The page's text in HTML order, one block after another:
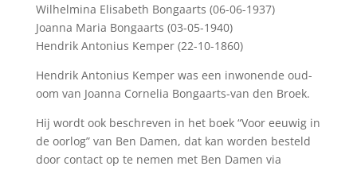
Wilhelmina Elisabeth Bongaarts (06-06-1937)
Joanna Maria Bongaarts (03-05-1940)
Hendrik Antonius Kemper (22-10-1860)
Hendrik Antonius Kemper was een inwonende oud-
oom van Joanna Cornelia Bongaarts-van den Broek.
Hij wordt ook beschreven in het boek “Voor eeuwig in
de oorlog” van Ben Damen, dat kan worden besteld
door contact op te nemen met Ben Damen via